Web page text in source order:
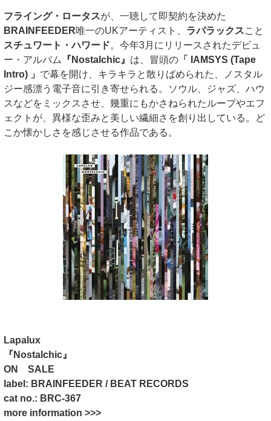
フライング・ロータスが、一聴して即契約を決めた
BRAINFEEDER唯一のUKアーティスト、 ラパラックスこと
スチュワート・ハワード。今年3月にリリースされたデビュ
ー・アルバム
『Nostalchic』 は、冒頭の 「 IAMSYS (Tape
Intro) 」 で幕を開け、キラキラと散りばめられた、ノスタル
ジー感漂う電子音に引き寄せられる。ソウル、ジャズ、ハウ
スなどをミックスさせ、幾重にもかさねられたループやエフ
ェクトが、異様な歪みと美しい繊細さを創り出している。ど
こか懐かしさを感じさせる作品である。
Lapalux
『Nostalchic』
ON SALE
label: BRAINFEEDER / BEAT RECORDS
cat no.: BRC-367
more information >>>